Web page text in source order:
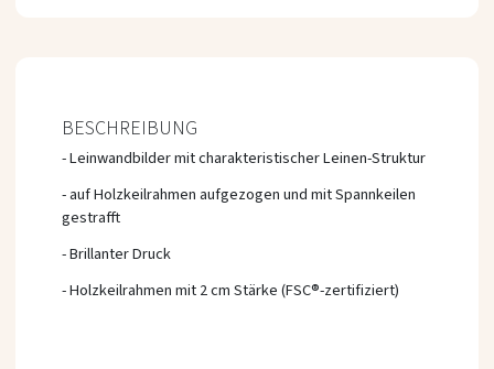
BESCHREIBUNG
- Leinwandbilder mit charakteristischer Leinen-Struktur
- auf Holzkeilrahmen aufgezogen und mit Spannkeilen
gestrafft
- Brillanter Druck
- Holzkeilrahmen mit 2 cm Stärke (FSC®-zertifiziert)